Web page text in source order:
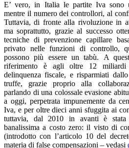
E’ vero, in Italia le partite Iva sono
mentre il numero dei controllori, al
Tuttavia, di fronte alla rivoluzione in
ma soprattutto, grazie al successo
tecniche di prevenzione capillare
privato nelle funzioni di controllo,
possono più essere un tabù. A
riferimento è agli oltre 12 miliardi
delinquenza fiscale, e risparmiati
truffe, grazie proprio alla
parlando di una colossale evasione
a oggi, perpetrata impunemente da
Iva, e per oltre dieci anni sfuggita ai
tuttavia, dal 2010 in avanti è stata
banalissima a costo zero: il visto di
(introdotto con l’articolo 10 del
materia di false compensazioni – vedasi